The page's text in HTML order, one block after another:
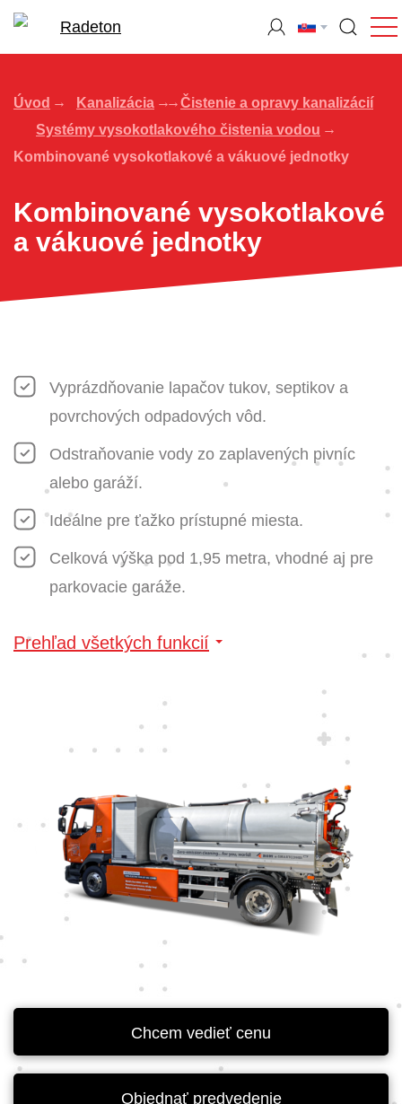
Úvod Kanalizácia
Čistenie a opravy kanalizácií
Systémy vysokotlakového čistenia vodou
Kombinované vysokotlakové a vákuové jednotky
Kombinované vysokotlakové
a vákuové jednotky
Vyprázdňovanie lapačov tukov, septikov a
povrchových odpadových vôd.
Odstraňovanie vody zo zaplavených pivníc
alebo garáží.
Ideálne pre ťažko prístupné miesta.
Celková výška pod 1,95 metra, vhodné aj pre
parkovacie garáže.
Prehľad všetkých funkcií
Chcem vedieť cenu
Objednať predvedenie